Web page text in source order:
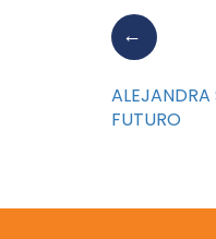
ALEJANDRA
FUTURO